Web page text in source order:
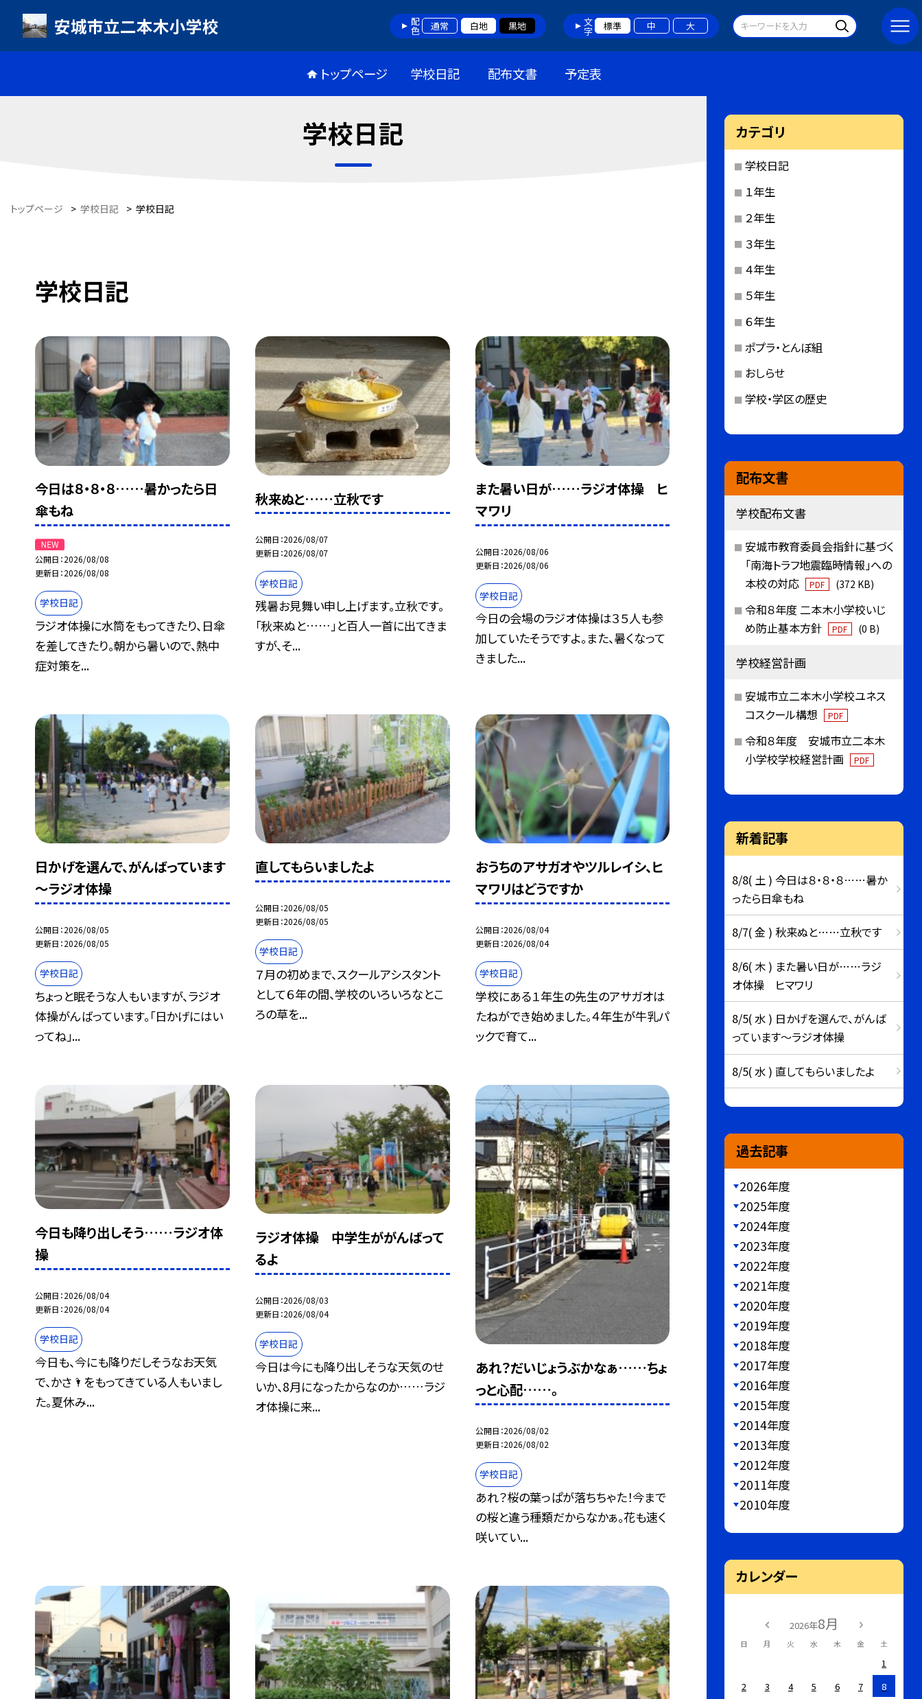
安城市立二本木小学校 配色 通常 白地 黒地 文字 標準 中 大
トップページ 学校日記 配布文書 予定表
学校日記
トップページ > 学校日記 > 学校日記
学校日記
今日は８・８・８……暑かったら日
傘もね
公開日 2026/08/08
更新日 2026/08/08
学校日記
ラジオ体操に水筒をもってきたり、日傘
を差してきたり。朝から暑いので、熱中
症対策を...
秋来ぬと……立秋です
公開日 2026/08/07
更新日 2026/08/07
学校日記
残暑お見舞い申し上げます。立秋です。
「秋来ぬと……」と百人一首に出てきま
すが、そ...
また暑い日が……ラジオ体操 ヒ
マワリ
公開日 2026/08/06
更新日 2026/08/06
学校日記
今日の会場のラジオ体操は３５人も参
加していたそうですよ。また、暑くなって
きました...
日かげを選んで、がんばっています
～ラジオ体操
公開日 2026/08/05
更新日 2026/08/05
学校日記
ちょっと眠そうな人もいますが、ラジオ
体操がんばっています。「日かげにはい
ってね」...
直してもらいましたよ
公開日 2026/08/05
更新日 2026/08/05
学校日記
７月の初めまで、スクールアシスタント
として６年の間、学校のいろいろなとこ
ろの草を...
おうちのアサガオやツルレイシ、ヒ
マワリはどうですか
公開日 2026/08/04
更新日 2026/08/04
学校日記
学校にある１年生の先生のアサガオは
たねができ始めました。４年生が牛乳パ
ックで育て...
今日も降り出しそう……ラジオ体
操
公開日 2026/08/04
更新日 2026/08/04
学校日記
今日も、今にも降りだしそうなお天気
で、かさ🌂をもってきている人もいまし
た。夏休み...
ラジオ体操 中学生ががんばって
るよ
公開日 2026/08/03
更新日 2026/08/04
学校日記
今日は今にも降り出しそうな天気のせ
いか、8月になったからなのか……ラジ
オ体操に来...
あれ？だいじょうぶかなぁ……ちょ
っと心配……。
公開日 2026/08/02
更新日 2026/08/02
学校日記
あれ？桜の葉っぱが落ちちゃた！今まで
の桜と違う種類だからなかぁ。花も速く
咲いてい...
カテゴリ
学校日記
１年生
２年生
３年生
４年生
５年生
６年生
ポプラ・とんぼ組
おしらせ
学校・学区の歴史
配布文書
学校配布文書
安城市教育委員会指針に基づく
「南海トラフ地震臨時情報」への
本校の対応
PDF (372 KB)
令和８年度 二本木小学校いじ
め防止基本方針
PDF (0 B)
学校経営計画
安城市立二本木小学校ユネス
コスクール構想
PDF
令和８年度 安城市立二本木
小学校学校経営計画
PDF
新着記事
8/8( 土 ) 今日は８・８・８……暑か
ったら日傘もね
8/7( 金 ) 秋来ぬと……立秋です
8/6( 木 ) また暑い日が……ラジ
オ体操 ヒマワリ
8/5( 水 ) 日かげを選んで、がんば
っています～ラジオ体操
8/5( 水 ) 直してもらいましたよ
過去記事
2026年度
2025年度
2024年度
2023年度
2022年度
2021年度
2020年度
2019年度
2018年度
2017年度
2016年度
2015年度
2014年度
2013年度
2012年度
2011年度
2010年度
カレンダー
2026年8月
日 月 火 水 木 金 土
1
2
3 4 5 6 7
8